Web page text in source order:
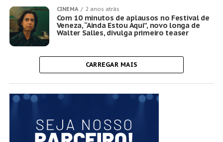
CINEMA 2 anos atrás
Com 10 minutos de aplausos no Festival de
Veneza, “Ainda Estou Aqui”, novo longa de
Walter Salles, divulga primeiro teaser
CARREGAR MAIS